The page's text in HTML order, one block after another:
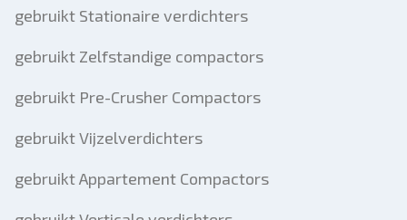
gebruikt Stationaire verdichters
gebruikt Zelfstandige compactors
gebruikt Pre-Crusher Compactors
gebruikt Vijzelverdichters
gebruikt Appartement Compactors